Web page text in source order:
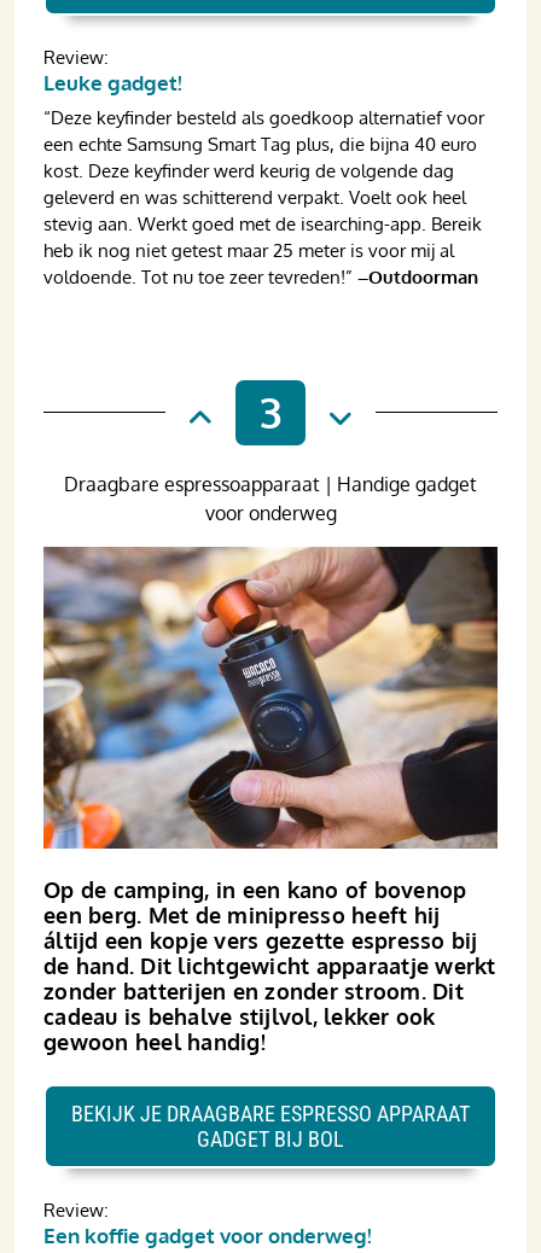
Review:
Leuke gadget!
“Deze keyfinder besteld als goedkoop alternatief voor
een echte Samsung Smart Tag plus, die bijna 40 euro
kost. Deze keyfinder werd keurig de volgende dag
geleverd en was schitterend verpakt. Voelt ook heel
stevig aan. Werkt goed met de isearching-app. Bereik
heb ik nog niet getest maar 25 meter is voor mij al
voldoende. Tot nu toe zeer tevreden!” –Outdoorman
3
Op de camping, in een kano of bovenop
een berg. Met de mini­­presso heeft hij
áltijd een kopje vers gezette espresso bij
de hand. Dit licht­gewicht apparaatje werkt
zonder batterijen en zonder stroom. Dit
cadeau is behalve stijlvol, lekker ook
gewoon heel handig!
Draagbare espressoapparaat | Handige gadget
voor onderweg
Review:
Een koffie gadget voor onderweg!
BEKIJK JE DRAAGBARE ESPRESSO APPARAAT
GADGET BIJ BOL